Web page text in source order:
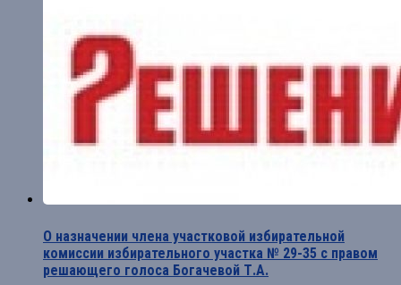
О назначении члена участковой избирательной
комиссии избирательного участка № 29-35 с правом
решающего голоса Богачевой Т.А.